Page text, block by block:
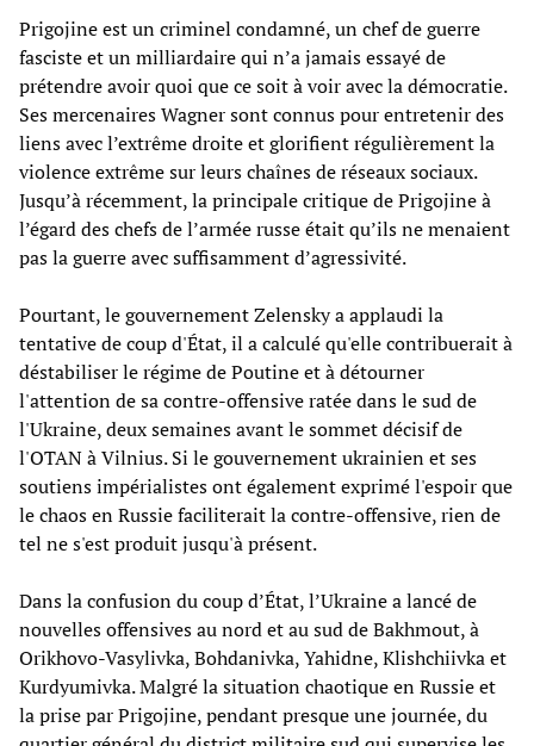
Prigojine est un criminel condamné, un chef de guerre
fasciste et un milliardaire qui n’a jamais essayé de
prétendre avoir quoi que ce soit à voir avec la démocratie.
Ses mercenaires Wagner sont connus pour entretenir des
liens avec l’extrême droite et glorifient régulièrement la
violence extrême sur leurs chaînes de réseaux sociaux.
Jusqu’à récemment, la principale critique de Prigojine à
l’égard des chefs de l’armée russe était qu’ils ne menaient
pas la guerre avec suffisamment d’agressivité.
Pourtant, le gouvernement Zelensky a applaudi la
tentative de coup d'État, il a calculé qu'elle contribuerait à
déstabiliser le régime de Poutine et à détourner
l'attention de sa contre-offensive ratée dans le sud de
l'Ukraine, deux semaines avant le sommet décisif de
l'OTAN à Vilnius. Si le gouvernement ukrainien et ses
soutiens impérialistes ont également exprimé l'espoir que
le chaos en Russie faciliterait la contre-offensive, rien de
tel ne s'est produit jusqu'à présent.
Dans la confusion du coup d’État, l’Ukraine a lancé de
nouvelles offensives au nord et au sud de Bakhmout, à
Orikhovo-Vasylivka, Bohdanivka, Yahidne, Klishchiivka et
Kurdyumivka. Malgré la situation chaotique en Russie et
la prise par Prigojine, pendant presque une journée, du